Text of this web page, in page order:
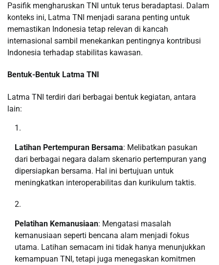
Pasifik mengharuskan TNI untuk terus beradaptasi. Dalam
konteks ini, Latma TNI menjadi sarana penting untuk
memastikan Indonesia tetap relevan di kancah
internasional sambil menekankan pentingnya kontribusi
Indonesia terhadap stabilitas kawasan.
Bentuk-Bentuk Latma TNI
Latma TNI terdiri dari berbagai bentuk kegiatan, antara
lain:
Latihan Pertempuran Bersama: Melibatkan pasukan
dari berbagai negara dalam skenario pertempuran yang
dipersiapkan bersama. Hal ini bertujuan untuk
meningkatkan interoperabilitas dan kurikulum taktis.
Pelatihan Kemanusiaan: Mengatasi masalah
kemanusiaan seperti bencana alam menjadi fokus
utama. Latihan semacam ini tidak hanya menunjukkan
kemampuan TNI, tetapi juga menegaskan komitmen